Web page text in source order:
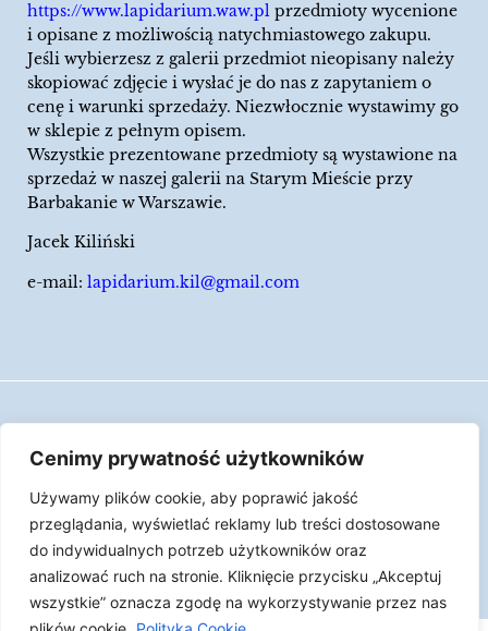
Cenimy prywatność użytkowników
Używamy plików cookie, aby poprawić jakość
przeglądania, wyświetlać reklamy lub treści dostosowane
do indywidualnych potrzeb użytkowników oraz
analizować ruch na stronie. Kliknięcie przycisku „Akceptuj
wszystkie” oznacza zgodę na wykorzystywanie przez nas
https://www.lapidarium.waw.pl przedmioty wycenione
i opisane z możliwością natychmiastowego zakupu.
Jeśli wybierzesz z galerii przedmiot nieopisany należy
skopiować zdjęcie i wysłać je do nas z zapytaniem o
cenę i warunki sprzedaży. Niezwłocznie wystawimy go
w sklepie z pełnym opisem.
Wszystkie prezentowane przedmioty są wystawione na
sprzedaż w naszej galerii na Starym Mieście przy
Barbakanie w Warszawie.
Jacek Kiliński
e-mail: lapidarium.kil@gmail.com
Polityka Cookies
LAPIDARIUM Jacka Kilińskiego | Człowiek jest
epizodem w życiu przedmiotów.
Made with ♥︎ by Skydoo